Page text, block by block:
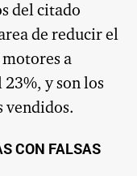
del citado
de reducir el
a
y son los
vendidos.
CON FALSAS